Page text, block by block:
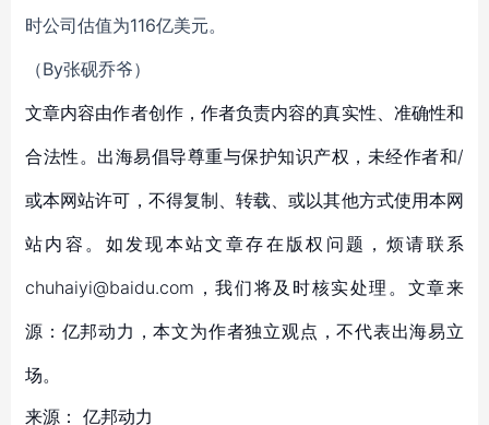
时公司估值为116亿美元。
（By张砚乔爷）
文章内容由作者创作，作者负责内容的真实性、准确性和
合法性。出海易倡导尊重与保护知识产权，未经作者和/
或本网站许可，不得复制、转载、或以其他方式使用本网
站内容。如发现本站文章存在版权问题，烦请联系
chuhaiyi@baidu.com，我们将及时核实处理。文章来
源：亿邦动力，本文为作者独立观点，不代表出海易立
场。
来源： 亿邦动力